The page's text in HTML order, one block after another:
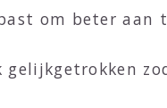
om beter
gelijkgetrokken